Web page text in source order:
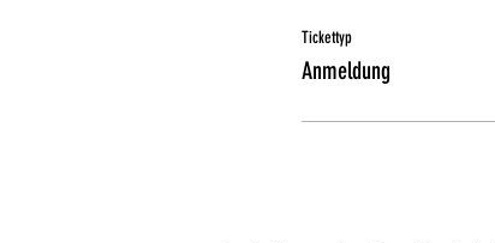
Tickettyp
Anmeldung